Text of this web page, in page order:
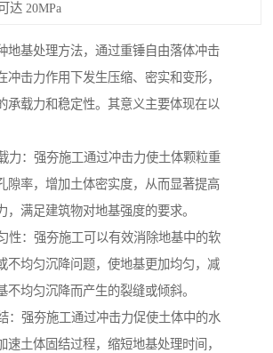
达 20MPa
地基处理方法，通过重锤自由落体冲击
冲击力作用下发生压缩、密实和变形，
承载力和稳定性。其意义主要体现在以
力：强夯施工通过冲击力使土体颗粒重
隙率，增加土体密实度，从而显著提高
，满足建筑物对地基强度的要求。
性：强夯施工可以有效消除地基中的软
不均匀沉降问题，使地基更加均匀，减
不均匀沉降而产生的裂缝或倾斜。
：强夯施工通过冲击力促使土体中的水
速土体固结过程，缩短地基处理时间，